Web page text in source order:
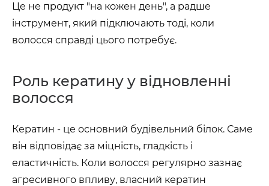
Це не продукт "на кожен день", а радше
інструмент, який підключають тоді, коли
волосся справді цього потребує.
Роль кератину у відновленні
волосся
Кератин - це основний будівельний білок. Саме
він відповідає за міцність, гладкість і
еластичність. Коли волосся регулярно зазнає
агресивного впливу, власний кератин